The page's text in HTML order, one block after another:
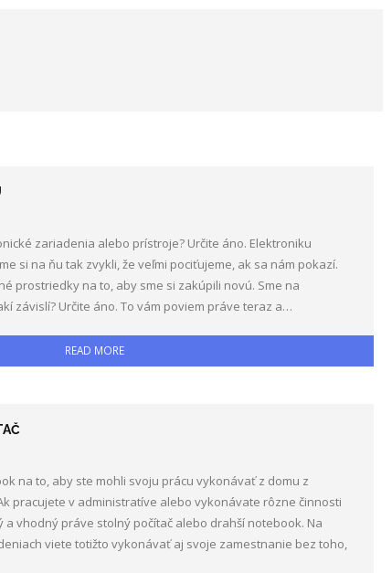
zariadenia alebo prístroje? Určite áno. Elektroniku
si na ňu tak zvykli, že veľmi pociťujeme, ak sa nám pokazí.
prostriedky na to, aby sme si zakúpili novú. Sme na
závislí? Určite áno. To vám poviem práve teraz a…
READ MORE
na to, aby ste mohli svoju prácu vykonávať z domu z
pracujete v administratíve alebo vykonávate rôzne činnosti
a vhodný práve stolný počítač alebo drahší notebook. Na
viete totižto vykonávať aj svoje zamestnanie bez toho,